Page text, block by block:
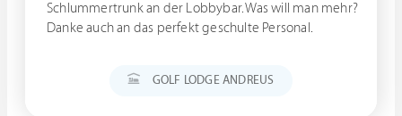
Schlummertrunk an der Lobbybar. Was will man mehr?
Danke auch an das perfekt geschulte Personal.
GOLF LODGE ANDREUS